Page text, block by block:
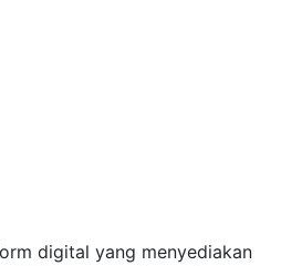
digital yang menyediakan